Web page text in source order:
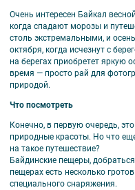
Очень интересен Байкал
когда спадают морозы и
столь экстремальными, и
октября, когда исчезнут с
на берегах приобретет яркую
время — просто рай для
природой.
Что посмотреть
Конечно, в первую очередь,
природные красоты. Но что
на такое путешествие?
Байдинские пещеры,
пещерах есть несколько
специального снаряжения.